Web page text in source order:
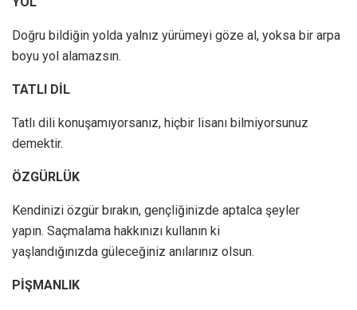
Doğru bildiğin yolda yalnız yürümeyi göze al, yoksa bir arpa
boyu yol alamazsın.
TATLI DİL
Tatlı dili konuşamıyorsanız, hiçbir lisanı bilmiyorsunuz
demektir.
ÖZGÜRLÜK
Kendinizi özgür bırakın, gençliğinizde aptalca şeyler
yapın. Saçmalama hakkınızı kullanın ki
yaşlandığınızda güleceğiniz anılarınız olsun.
PİŞMANLIK